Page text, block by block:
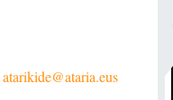
atarikide@ataria.eus